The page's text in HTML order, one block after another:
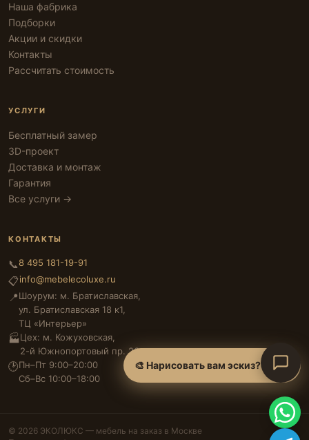
Наша фабрика
Подборки
Акции и скидки
Контакты
Рассчитать стоимость
УСЛУГИ
Бесплатный замер
3D-проект
Доставка и монтаж
Гарантия
Все услуги →
КОНТАКТЫ
📞8 495 181-19-91
📋info@mebelecoluxe.ru
📍Шоурум: м. Братиславская,
ул. Братиславская 18 к1,
ТЦ «Интерьер»
🏭Цех: м. Кожуховская,
2-й Южнопортовый пр. 26
🕑Пн–Пт 9:00–20:00
Сб–Вс 10:00–18:00
© 2026 ЭКОЛЮКС — мебель на заказ в Москве
🎨 Нарисовать вам эскиз?